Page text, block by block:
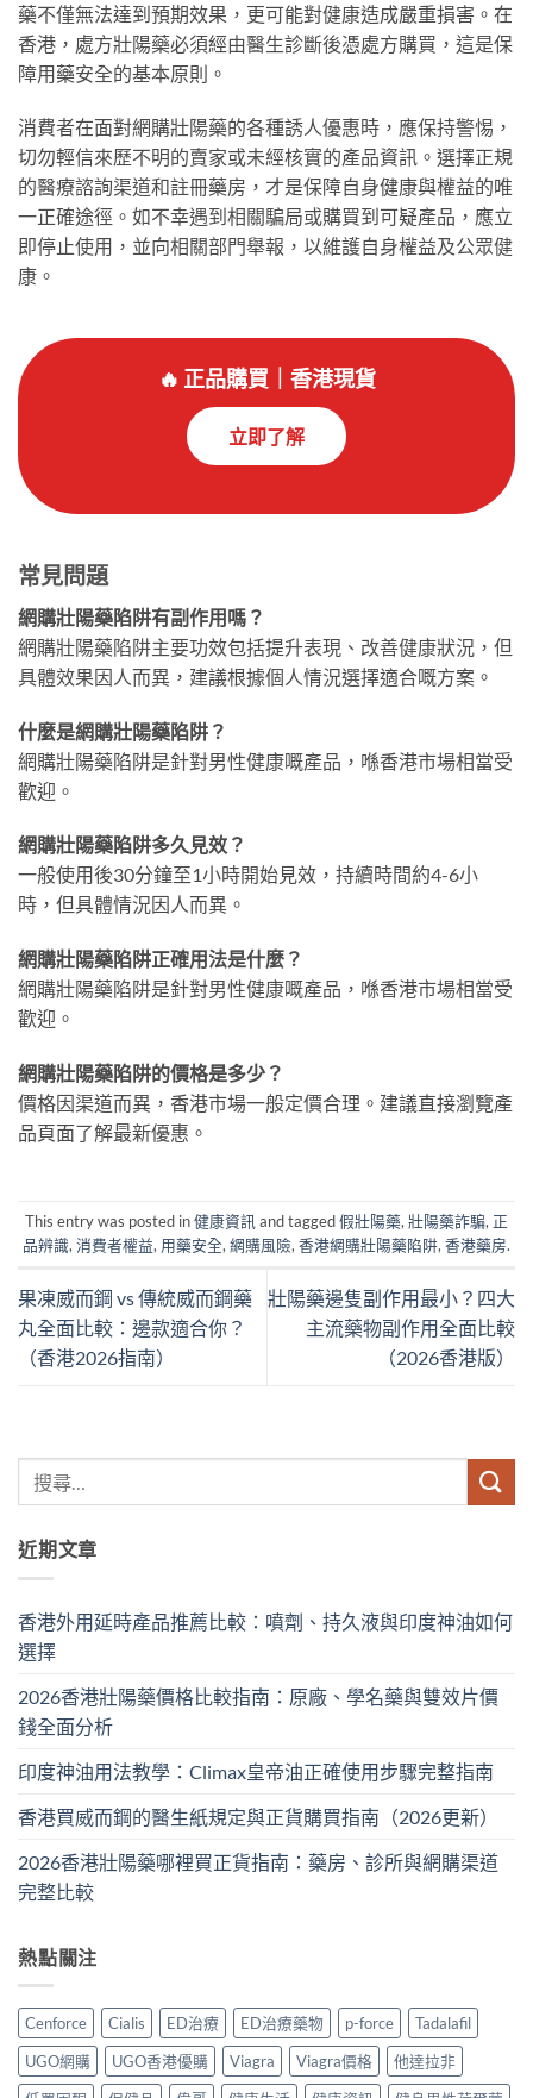
藥不僅無法達到預期效果，更可能對健康造成嚴重損害。在
香港，處方壯陽藥必須經由醫生診斷後憑處方購買，這是保
障用藥安全的基本原則。
消費者在面對網購壯陽藥的各種誘人優惠時，應保持警惕，
切勿輕信來歷不明的賣家或未經核實的產品資訊。選擇正規
的醫療諮詢渠道和註冊藥房，才是保障自身健康與權益的唯
一正確途徑。如不幸遇到相關騙局或購買到可疑產品，應立
即停止使用，並向相關部門舉報，以維護自身權益及公眾健
康。
🔥 正品購買｜香港現貨
立即了解
常見問題
網購壯陽藥陷阱有副作用嗎？
網購壯陽藥陷阱主要功效包括提升表現、改善健康狀況，但
具體效果因人而異，建議根據個人情況選擇適合嘅方案。
什麼是網購壯陽藥陷阱？
網購壯陽藥陷阱是針對男性健康嘅產品，喺香港市場相當受
歡迎。
網購壯陽藥陷阱多久見效？
一般使用後30分鐘至1小時開始見效，持續時間約4-6小
時，但具體情況因人而異。
網購壯陽藥陷阱正確用法是什麼？
網購壯陽藥陷阱是針對男性健康嘅產品，喺香港市場相當受
歡迎。
網購壯陽藥陷阱的價格是多少？
價格因渠道而異，香港市場一般定價合理。建議直接瀏覽產
品頁面了解最新優惠。
This entry was posted in健康資訊and tagged假壯陽藥,壯陽藥詐騙, 正
品辨識,消費者權益, 用藥安全,網購風險,香港網購壯陽藥陷阱,香港藥房.
果凍威而鋼 vs 傳統威而鋼藥
丸全面比較：邊款適合你？
（香港2026指南）
壯陽藥邊隻副作用最小？四大
主流藥物副作用全面比較
（2026香港版）
近期文章
香港外用延時產品推薦比較：噴劑、持久液與印度神油如何
選擇
2026香港壯陽藥價格比較指南：原廠、學名藥與雙效片價
錢全面分析
印度神油用法教學：Climax皇帝油正確使用步驟完整指南
香港買威而鋼的醫生紙規定與正貨購買指南（2026更新）
2026香港壯陽藥哪裡買正貨指南：藥房、診所與網購渠道
完整比較
熱點關注
Cenforce Cialis ED治療 ED治療藥物 p-force
Tadalafil
UGO網購
UGO香港優購 Viagra Viagra價格
他達拉非